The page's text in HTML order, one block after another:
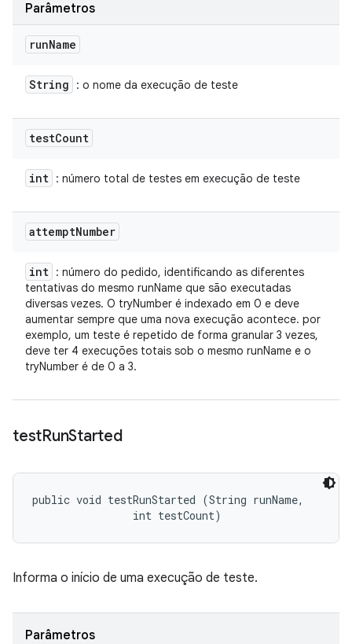
Parâmetros
runName
String : o nome da execução de teste
testCount
int : número total de testes em execução de teste
attemptNumber
int : número do pedido, identificando as diferentes
tentativas do mesmo runName que são executadas
diversas vezes. O tryNumber é indexado em 0 e deve
aumentar sempre que uma nova execução acontece. por
exemplo, um teste é repetido de forma granular 3 vezes,
deve ter 4 execuções totais sob o mesmo runName e o
tryNumber é de 0 a 3.
testRunStarted
public void testRunStarted (String runName,
                int testCount)
Informa o início de uma execução de teste.
Parâmetros